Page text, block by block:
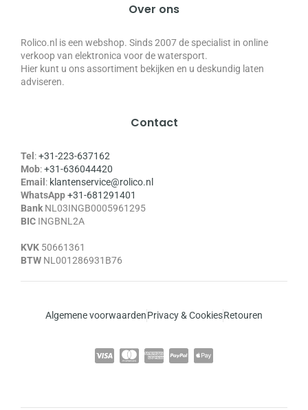
Over ons
Rolico.nl is een webshop. Sinds 2007 de specialist in online
verkoop van elektronica voor de watersport.
Hier kunt u ons assortiment bekijken en u deskundig laten
adviseren.
Contact
Tel :+31-223-637162
Mob:+31-636044420
Email : klantenservice@rolico.nl
WhatsApp+31-681291401
Bank NL03INGB0005961295
BIC INGBNL2A
KVK 50661361
BTW NL001286931B76
Algemene voorwaardenPrivacy & CookiesRetouren